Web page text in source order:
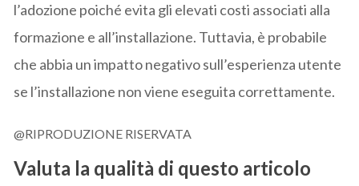
l’adozione poiché evita gli elevati costi associati alla
formazione e all’installazione. Tuttavia, è probabile
che abbia un impatto negativo sull’esperienza utente
se l’installazione non viene eseguita correttamente.
@RIPRODUZIONE RISERVATA
Valuta la qualità di questo articolo